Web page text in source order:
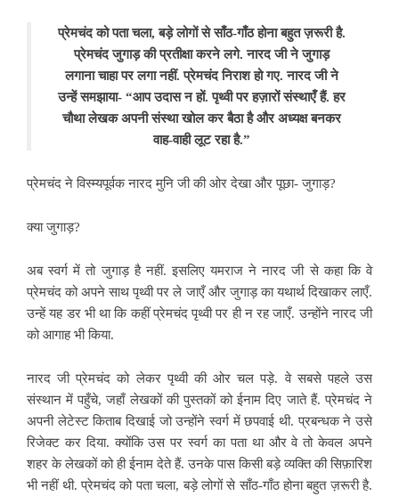
प्रेमचंद को पता चला, बड़े लोगों से साँठ-गाँठ होना बहुत ज़रूरी है.
प्रेमचंद जुगाड़ की प्रतीक्षा करने लगे. नारद जी ने जुगाड़
लगाना चाहा पर लगा नहीं. प्रेमचंद निराश हो गए. नारद जी ने
उन्हें समझाया- “आप उदास न हों. पृथ्वी पर हज़ारों संस्थाएँ हैं. हर
चौथा लेखक अपनी संस्था खोल कर बैठा है और अध्यक्ष बनकर
वाह-वाही लूट रहा है.”
प्रेमचंद ने विस्म्यपूर्वक नारद मुनि जी की ओर देखा और पूछा- जुगाड़?
क्या जुगाड़?
अब स्वर्ग में तो जुगाड़ है नहीं. इसलिए यमराज ने नारद जी से कहा कि वे
प्रेमचंद को अपने साथ पृथ्वी पर ले जाएँ और जुगाड़ का यथार्थ दिखाकर लाएँ.
उन्हें यह डर भी था कि कहीं प्रेमचंद पृथ्वी पर ही न रह जाएँ. उन्होंने नारद जी
को आगाह भी किया.
नारद जी प्रेमचंद को लेकर पृथ्वी की ओर चल पड़े. वे सबसे पहले उस
संस्थान में पहुँचे, जहाँ लेखकों की पुस्तकों को ईनाम दिए जाते हैं. प्रेमचंद ने
अपनी लेटेस्ट किताब दिखाई जो उन्होंने स्वर्ग में छपवाई थी. प्रबन्धक ने उसे
रिजेक्ट कर दिया. क्योंकि उस पर स्वर्ग का पता था और वे तो केवल अपने
शहर के लेखकों को ही ईनाम देते हैं. उनके पास किसी बड़े व्यक्ति की सिफ़ारिश
भी नहीं थी. प्रेमचंद को पता चला, बड़े लोगों से साँठ-गाँठ होना बहुत ज़रूरी है.